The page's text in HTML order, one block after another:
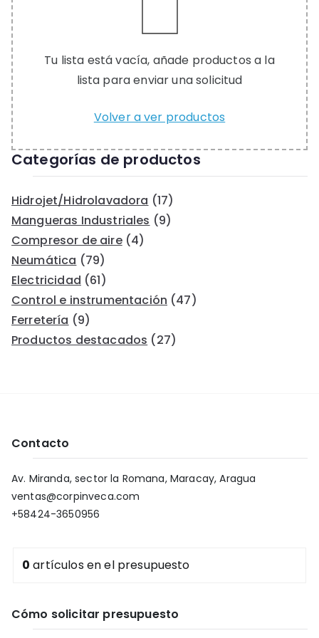
Tu lista está vacía, añade productos a la
lista para enviar una solicitud
Volver a ver productos
Categorías de productos
Hidrojet/Hidrolavadora (17)
Mangueras Industriales (9)
Compresor de aire (4)
Neumática (79)
Electricidad (61)
Control e instrumentación (47)
Ferretería (9)
Productos destacados (27)
Contacto
Av. Miranda, sector la Romana, Maracay, Aragua
ventas@corpinveca.com
+58424-3650956
0 artículosen el presupuesto
Cómo solicitar presupuesto